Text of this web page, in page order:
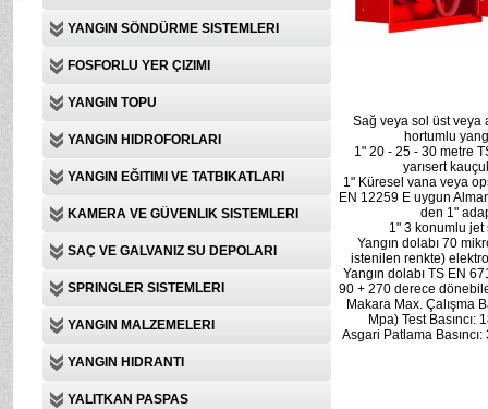
YANGIN SÖNDÜRME SISTEMLERI
FOSFORLU YER ÇIZIMI
YANGIN TOPU
YANGIN HIDROFORLARI
YANGIN EĞITIMI VE TATBIKATLARI
KAMERA VE GÜVENLIK SISTEMLERI
SAÇ VE GALVANIZ SU DEPOLARI
SPRINGLER SISTEMLERI
YANGIN MALZEMELERI
YANGIN HIDRANTI
YALITKAN PASPAS
Sağ veya sol üst veya
hortumlu
1" 20 - 25 - 30 metre
yarısert
1" Küresel vana veya
EN 12259 E uygun
den 1"
1" 3 konumlu jet
Yangın dolabı 70
istenilen renkte)
Yangın dolabı TS EN
90 + 270 derece
Makara Max. Çalışma
Mpa) Test Basıncı:
Asgari Patlama Basıncı: